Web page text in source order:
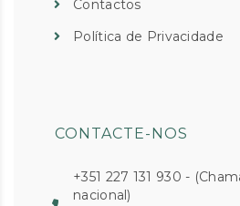
Contactos
Política de Privacidade
CONTACTE-NOS
+351 227 131 930 -
nacional)